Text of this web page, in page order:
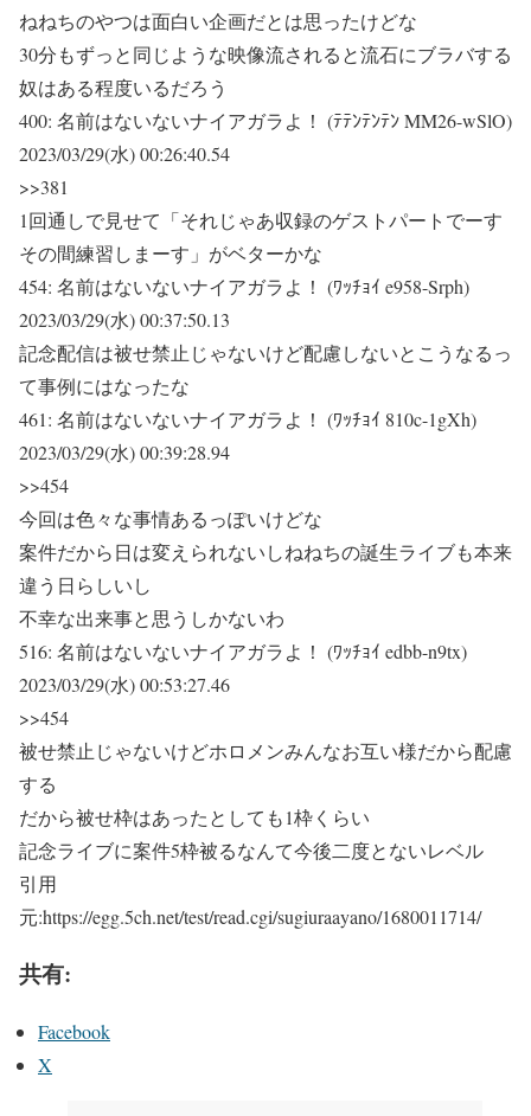
ねねちのやつは面白い企画だとは思ったけどな
30分もずっと同じような映像流されると流石にブラバする
奴はある程度いるだろう
400: 名前はないないナイアガラよ！ (ﾃﾃﾝﾃﾝﾃﾝ MM26-wSlO)
2023/03/29(水) 00:26:40.54
>>381
1回通しで見せて「それじゃあ収録のゲストパートでーす
その間練習しまーす」がベターかな
454: 名前はないないナイアガラよ！ (ﾜｯﾁｮｲ e958-Srph)
2023/03/29(水) 00:37:50.13
記念配信は被せ禁止じゃないけど配慮しないとこうなるっ
て事例にはなったな
461: 名前はないないナイアガラよ！ (ﾜｯﾁｮｲ 810c-1gXh)
2023/03/29(水) 00:39:28.94
>>454
今回は色々な事情あるっぽいけどな
案件だから日は変えられないしねねちの誕生ライブも本来
違う日らしいし
不幸な出来事と思うしかないわ
516: 名前はないないナイアガラよ！ (ﾜｯﾁｮｲ edbb-n9tx)
2023/03/29(水) 00:53:27.46
>>454
被せ禁止じゃないけどホロメンみんなお互い様だから配慮
する
だから被せ枠はあったとしても1枠くらい
記念ライブに案件5枠被るなんて今後二度とないレベル
引用
元:https://egg.5ch.net/test/read.cgi/sugiuraayano/1680011714/
共有:
Facebook
X